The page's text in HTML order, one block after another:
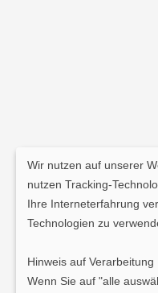
Wir nutzen auf unserer
nutzen Tracking-
Ihre Interneterfahrung
Technologien zu
Hinweis auf
Wenn Sie auf "alle